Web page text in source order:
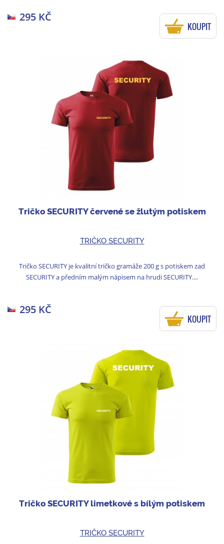
295 KČ
KOUPIT
Tričko SECURITY červené se žlutým potiskem
TRIČKO SECURITY
Tričko SECURITY je kvalitní tričko gramáže 200 g s potiskem zad
SECURITY a předním malým nápisem na hrudi SECURITY....
295 KČ
KOUPIT
Tričko SECURITY limetkové s bílým potiskem
TRIČKO SECURITY